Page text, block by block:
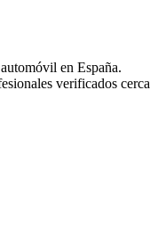
en España.
verificados cerca